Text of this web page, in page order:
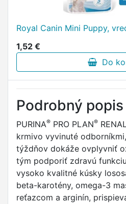
Royal Canin Mini Puppy,
1,52 €
Do
Podrobný popis
PURINA® PRO PLAN®
krmivo vyvinuté
týždňov dokáže ovplyvniť
tým podporiť zdravú
vysoko kvalitné kúsky
beta-karotény, omega-3
reťazcom a arginín,